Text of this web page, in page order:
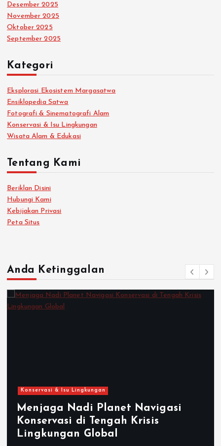
Desember 2025
November 2025
Oktober 2025
September 2025
Kategori
Eksplorasi Ekosistem Margasatwa
Ensiklopedia Satwa
Fotografi & Sinematografi Alam
Konservasi & Isu Lingkungan
Wisata Alam & Edukasi
Tentang Kami
Beriklan Disini
Hubungi Kami
Kebijakan Privasi
Peta Situs
Anda Ketinggalan
Konservasi & Isu Lingkungan
Menjaga Nadi Planet Navigasi
Konservasi di Tengah Krisis
Lingkungan Global